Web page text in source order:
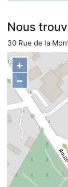
Nous
30 Rue de la
+
−